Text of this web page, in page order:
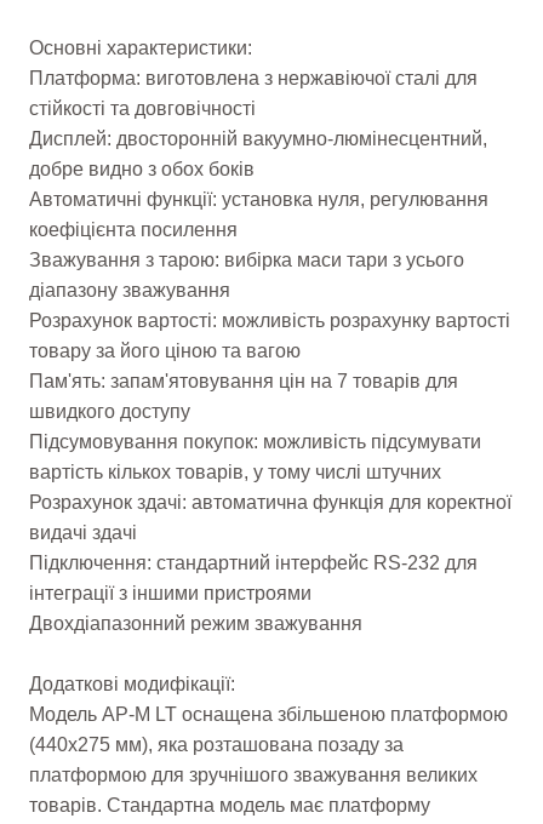
Основні характеристики:
Платформа: виготовлена з нержавіючої сталі для
стійкості та довговічності
Дисплей: двосторонній вакуумно-люмінесцентний,
добре видно з обох боків
Автоматичні функції: установка нуля, регулювання
коефіцієнта посилення
Зважування з тарою: вибірка маси тари з усього
діапазону зважування
Розрахунок вартості: можливість розрахунку вартості
товару за його ціною та вагою
Пам'ять: запам'ятовування цін на 7 товарів для
швидкого доступу
Підсумовування покупок: можливість підсумувати
вартість кількох товарів, у тому числі штучних
Розрахунок здачі: автоматична функція для коректної
видачі здачі
Підключення: стандартний інтерфейс RS-232 для
інтеграції з іншими пристроями
Двохдіапазонний режим зважування
Додаткові модифікації:
Модель AP-M LT оснащена збільшеною платформою
(440х275 мм), яка розташована позаду за
платформою для зручнішого зважування великих
товарів. Стандартна модель має платформу